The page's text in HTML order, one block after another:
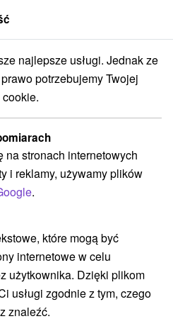
weekendowe Turčianska kotlina
Turčianska
z rabatem
Pobyty dla seniorów(4)
datę
najlepsze usługi. Jednak ze
potrzebujemy Twojej
stronach internetowych
i reklamy, używamy plików
.
które mogą być
internetowe w celu
użytkownika. Dzięki plikom
usługi zgodnie z tym, czego
znaleźć.